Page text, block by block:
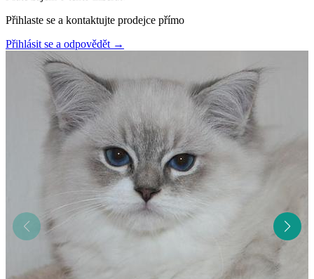
Přihlaste se a kontaktujte prodejce přímo
Přihlásit se a odpovědět →